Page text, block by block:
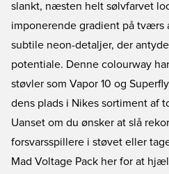
slankt, næsten helt sølvfarvet
imponerende gradient på tværs
subtile neon-detaljer, der
potentiale. Denne colourway
støvler som Vapor 10 og
dens plads i Nikes sortiment af
Uanset om du ønsker at slå
forsvarsspillere i støvet eller
Mad Voltage Pack her for at